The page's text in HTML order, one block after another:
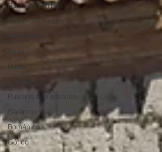
Rutas de Delibes
Desarrollo rural
Soria
Rutas
Pueblos con encanto
Gastronomía
Románico
Gótico